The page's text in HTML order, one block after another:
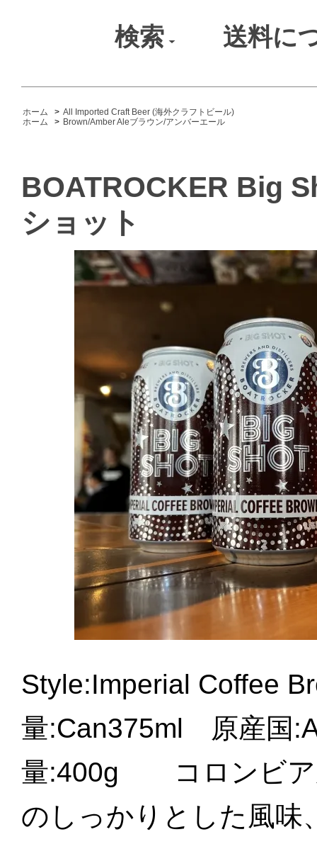
検索 送料に
ホーム > All Imported Craft Beer (海外クラフトビール)
ホーム
> Brown/Amber Aleブラウン/アンバーエール
BOATROCKER Big
ショット
Style:Imperial Coffee
量:Can375ml 原産国
量:400g コロンビア
のしっかりとした風味